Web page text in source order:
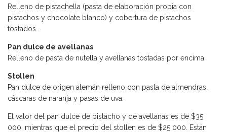
Relleno de pistachella (pasta de elaboración propia con
pistachos y chocolate blanco) y cobertura de pistachos
tostados.
Pan dulce de avellanas
Relleno de pasta de nutella y avellanas tostadas por encima.
Stollen
Pan dulce de origen alemán relleno con pasta de almendras,
cáscaras de naranja y pasas de uva.
El valor del pan dulce de pistacho y de avellanas es de $35
000, mientras que el precio del stollen es de $25 000. Están